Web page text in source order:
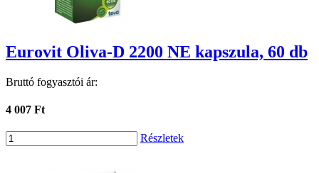
Eurovit Oliva-D 2200 NE kapszula, 60 db
Bruttó fogyasztói ár:
4 007 Ft
Részletek